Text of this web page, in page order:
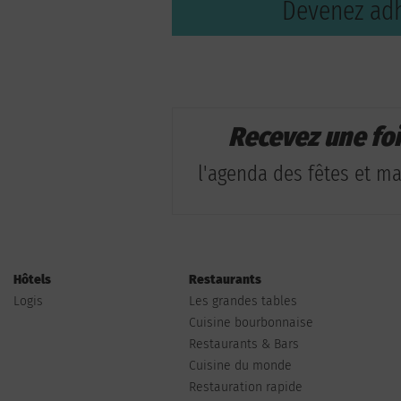
Devenez
Recevez une
l'agenda des fêtes et
Hôtels
Logis
Restaurants
Les grandes tables
Cuisine bourbonnaise
Restaurants & Bars
Cuisine du monde
Restauration rapide